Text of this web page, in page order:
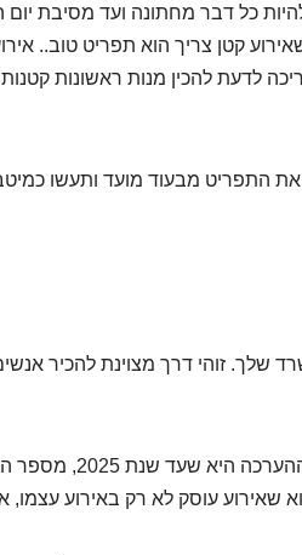
להיות כל דבר מחתונה ועד מסיבת
קטן צריך הוא תפריט טוב..
לדעת להכין מנות ראשונות
התפריט מבעוד מועד ותעשו
שלך. זוהי דרך מצוינת להכיר
שאירוע עוסק לא רק באירוע